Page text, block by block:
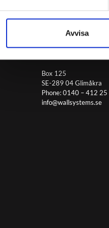
Avvisa
WALLSYSTEMS
Box 125
SE-289 04 Glimåkra
Phone: 0140 – 412 25
info@wallsystems.se